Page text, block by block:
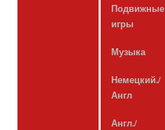
Подвижные
игры
Музыка
Немецкий./
Англ
Англ./